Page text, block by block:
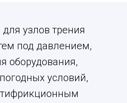
узлов трения
под давлением,
оборудования,
условий,